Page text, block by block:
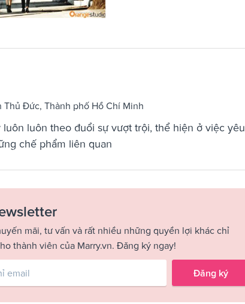
Thủ Đức, Thành phố Hồ Chí Minh
luôn theo đuổi sự vượt trội, thể hiện ở việc yêu
chế phẩm liên quan
mãi, tư vấn và rất nhiều những quyền lợi khác chỉ
thành viên của Marry.vn. Đăng ký ngay!
Đăng ký